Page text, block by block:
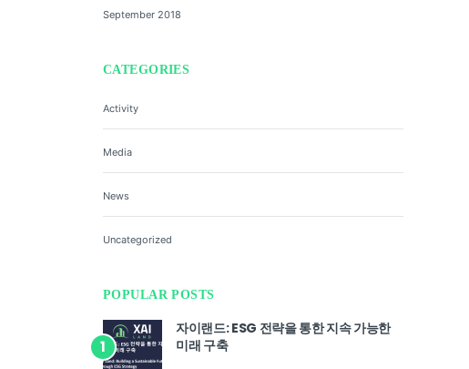
September 2018
CATEGORIES
Activity
Media
News
Uncategorized
POPULAR POSTS
1
자이랜드: ESG 전략을 통한 지속 가능한
미래 구축